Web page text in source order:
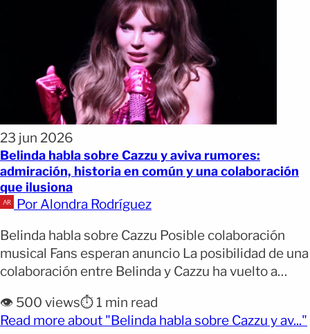
23 jun 2026
Belinda habla sobre Cazzu y aviva rumores:
admiración, historia en común y una colaboración
que ilusiona
Por Alondra Rodríguez
Belinda habla sobre Cazzu Posible colaboración
musical Fans esperan anuncio La posibilidad de una
colaboración entre Belinda y Cazzu ha vuelto a
cantante mexicana, quien no ocultó su admiración
por la artista argentina. El interés creció desde que
👁️ 500 views⏱️ 1 min read
Read more about "Belinda habla sobre Cazzu y av..."